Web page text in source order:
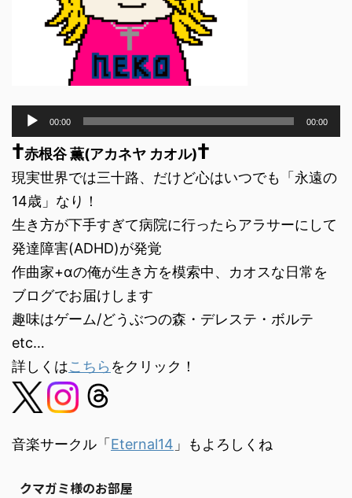
プ
ー
ヤ
ー
00:00 00:00
†赤根谷 薫(アカネヤ カオル)†
現実世界では三十路、だけど心はいつでも「永遠の
14歳」なり！
生き方が下手すぎて病院に行ったらアラサーにして
発達障害(ADHD)が発覚
作曲家+αの俺が生き方を模索中、カオスな日常を
ブログでお届けします
趣味はゲーム/どうぶつの森・デレステ・ボルテ
etc…
詳しくはこちら をクリック！
音楽サークル「Eternal14 」もよろしくね
クマガミ様のお部屋